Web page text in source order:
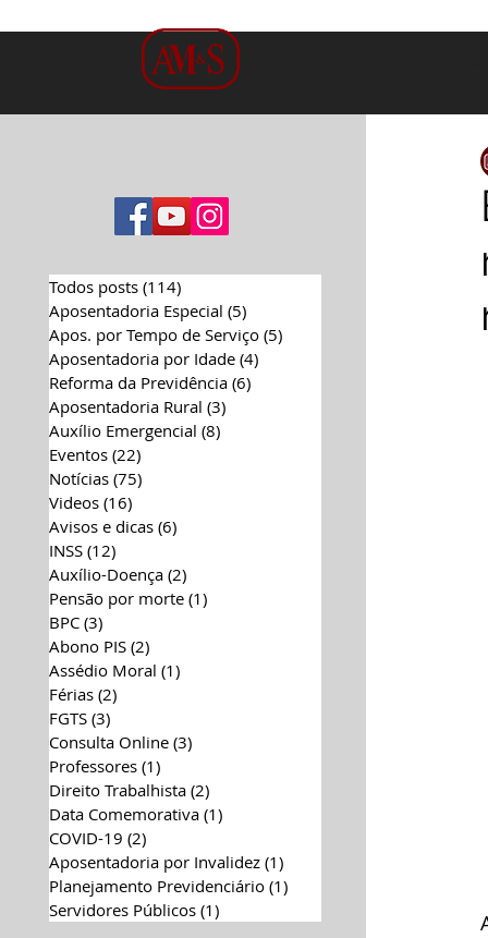
Todos posts (114)114 posts
Aposentadoria Especial (5)5 posts
Apos. por Tempo de Serviço (5)5 posts
Aposentadoria por Idade (4)4 posts
Reforma da Previdência (6)6 posts
Aposentadoria Rural (3)3 posts
Auxílio Emergencial (8)8 posts
Eventos (22)22 posts
Notícias (75)75 posts
Videos (16)16 posts
Avisos e dicas (6)6 posts
INSS (12)12 posts
Auxílio-Doença (2)2 posts
Pensão por morte (1)1 post
BPC (3)3 posts
Abono PIS (2)2 posts
Assédio Moral (1)1 post
Férias (2)2 posts
FGTS (3)3 posts
Consulta Online (3)3 posts
Professores (1)1 post
Direito Trabalhista (2)2 posts
Data Comemorativa (1)1 post
COVID-19 (2)2 posts
Aposentadoria por Invalidez (1)1 post
Planejamento Previdenciário (1)1 post
Servidores Públicos (1)1 post